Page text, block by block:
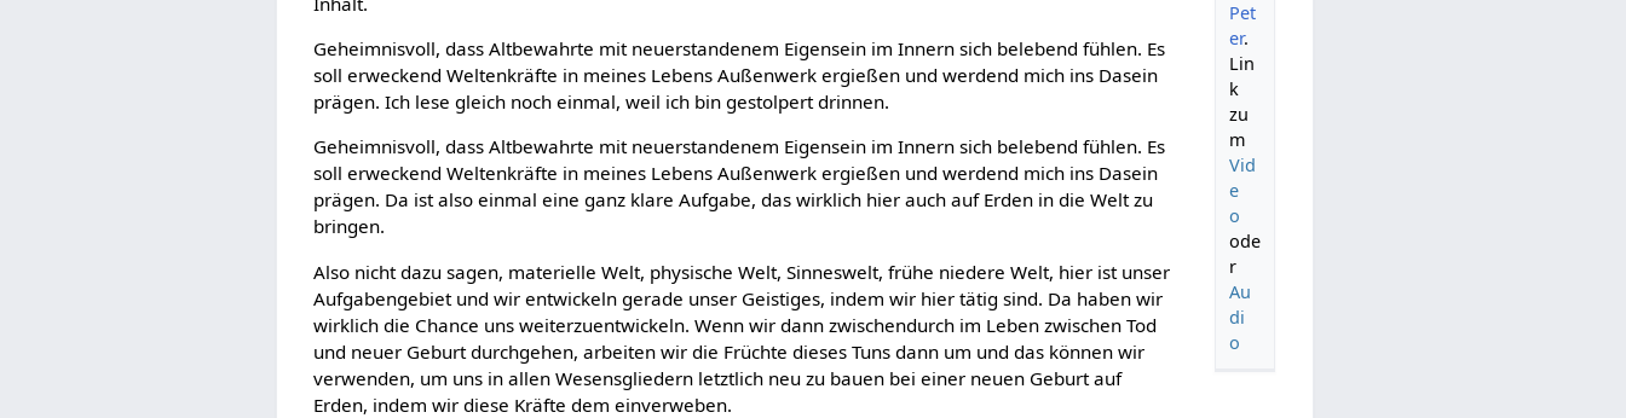
Pet
er.
Lin
k
zu
m
Vid
e
o
ode
r
Au
di
o
Geheimnisvoll, dass Altbewahrte mit neuerstandenem Eigensein im Innern sich belebend fühlen. Es
soll erweckend Weltenkräfte in meines Lebens Außenwerk ergießen und werdend mich ins Dasein
prägen. Ich lese gleich noch einmal, weil ich bin gestolpert drinnen.
Geheimnisvoll, dass Altbewahrte mit neuerstandenem Eigensein im Innern sich belebend fühlen. Es
soll erweckend Weltenkräfte in meines Lebens Außenwerk ergießen und werdend mich ins Dasein
prägen. Da ist also einmal eine ganz klare Aufgabe, das wirklich hier auch auf Erden in die Welt zu
bringen.
Also nicht dazu sagen, materielle Welt, physische Welt, Sinneswelt, frühe niedere Welt, hier ist unser
Aufgabengebiet und wir entwickeln gerade unser Geistiges, indem wir hier tätig sind. Da haben wir
wirklich die Chance uns weiterzuentwickeln. Wenn wir dann zwischendurch im Leben zwischen Tod
und neuer Geburt durchgehen, arbeiten wir die Früchte dieses Tuns dann um und das können wir
verwenden, um uns in allen Wesensgliedern letztlich neu zu bauen bei einer neuen Geburt auf
Erden, indem wir diese Kräfte dem einverweben.